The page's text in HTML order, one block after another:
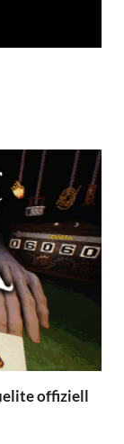
offiziell